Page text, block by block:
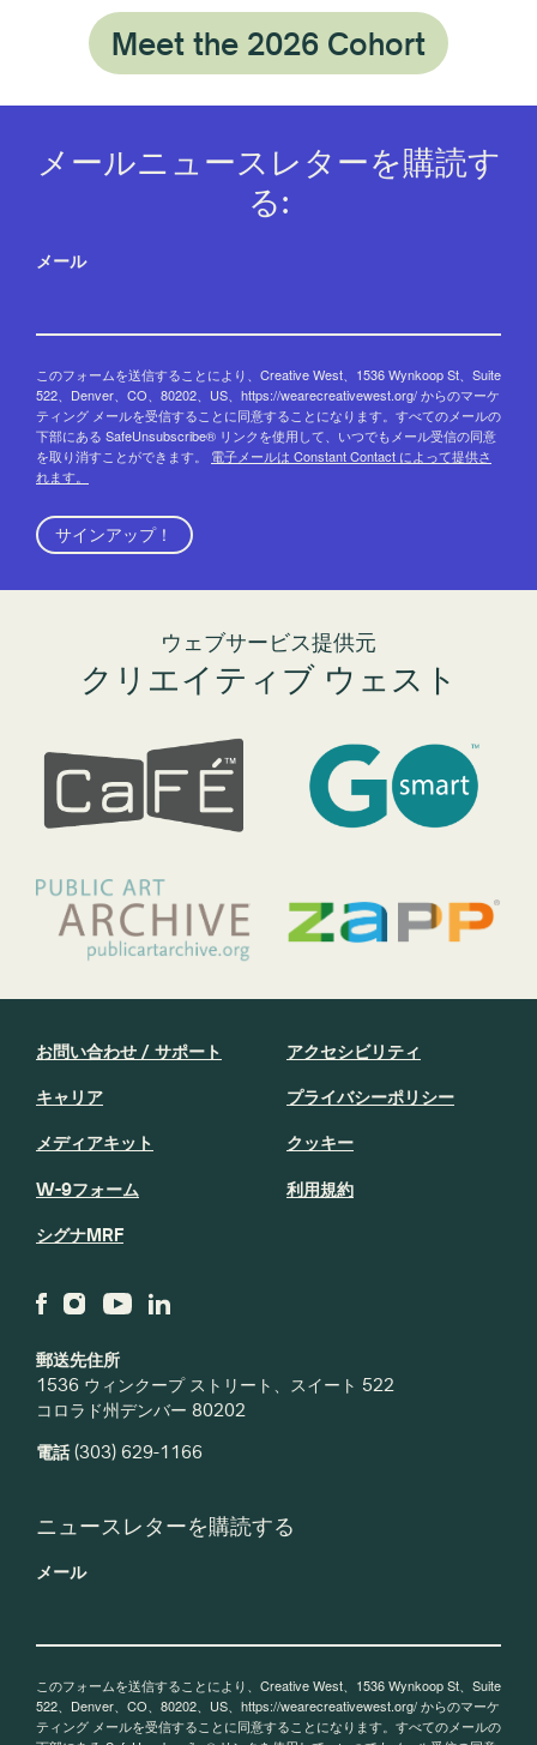
Meet the 2026 Cohort
メールニュースレターを購読す
る:
メール
このフォームを送信することにより、Creative West、1536 Wynkoop St、Suite
522、Denver、CO、80202、US、https://wearecreativewest.org/ からのマーケ
ティング メールを受信することに同意することになります。すべてのメールの
下部にある SafeUnsubscribe® リンクを使用して、いつでもメール受信の同意
を取り消すことができます。 電子メールは Constant Contact によって提供さ
れます。
サインアップ！
ウェブサービス提供元
クリエイティブ ウェスト
郵送先住所
1536 ウィンクープ ストリート、スイート 522
コロラド州デンバー 80202
電話(303) 629-1166
お問い合わせ / サポート
キャリア
メディアキット
W-9フォーム
シグナMRF
アクセシビリティ
プライバシーポリシー
クッキー
利用規約
ニュースレターを購読する
メール
このフォームを送信することにより、Creative West、1536 Wynkoop St、Suite
522、Denver、CO、80202、US、https://wearecreativewest.org/ からのマーケ
ティング メールを受信することに同意することになります。すべてのメールの